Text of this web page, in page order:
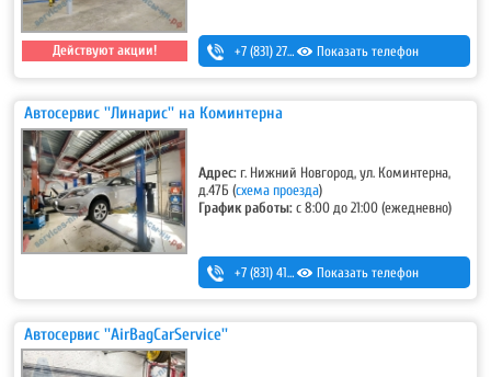
Действуют акции! +7 (831) 275-83-12 Показать телефон
Автосервис ''Линарис'' на Коминтерна
Адрес: г. Нижний Новгород, ул. Коминтерна,
д.47Б (схема проезда)
График работы:с 8:00 до 21:00 (ежедневно)
+7 (831) 411-15-14 ,+7 (831) 411-15-24
Показать телефон
Автосервис ''AirBagCarService''